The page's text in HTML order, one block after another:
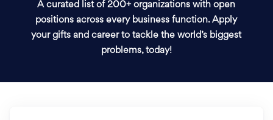
A curated list of 200+ organizations with open
positions across every business function. Apply
your gifts and career to tackle the world’s biggest
problems, today!